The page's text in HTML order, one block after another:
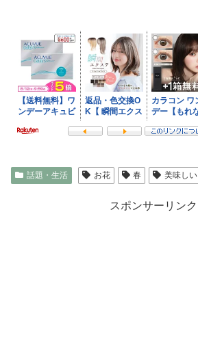
話題・生活 お花 春 美味しい
スポンサーリンク